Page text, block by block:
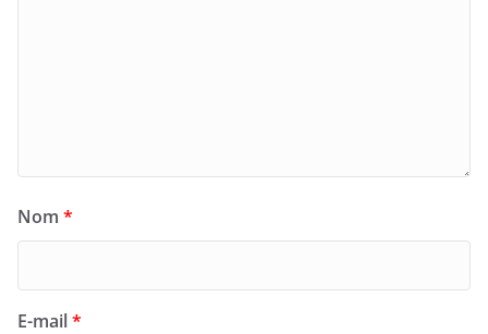
Nom *
E-mail*